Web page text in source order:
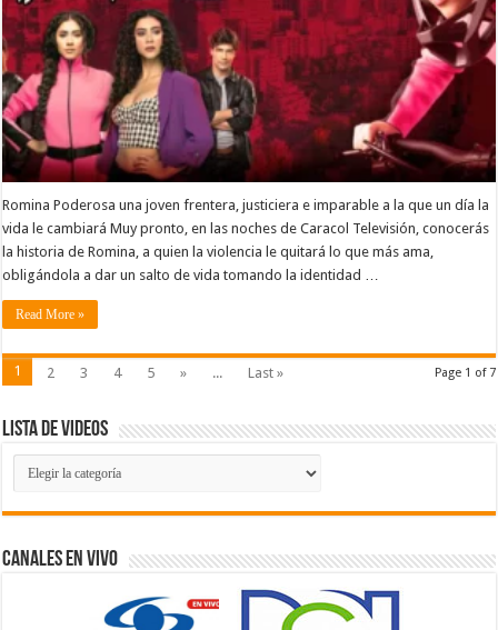
Romina Poderosa una joven frentera, justiciera e imparable a la que un día la
vida le cambiará Muy pronto, en las noches de Caracol Televisión, conocerás
la historia de Romina, a quien la violencia le quitará lo que más ama,
obligándola a dar un salto de vida tomando la identidad …
Read More »
Page 1 of 7
1 2 3 4 5 » ... Last »
Lista de Videos
Lista
de
Videos
Canales En Vivo